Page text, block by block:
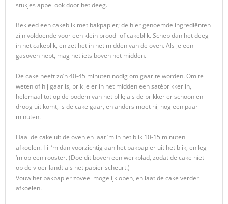
stukjes appel ook door het deeg.
Bekleed een cakeblik met bakpapier; de hier genoemde ingrediënten
zijn voldoende voor een klein brood- of cakeblik. Schep dan het deeg
in het cakeblik, en zet het in het midden van de oven. Als je een
gasoven hebt, mag het iets boven het midden.
De cake heeft zo’n 40-45 minuten nodig om gaar te worden. Om te
weten of hij gaar is, prik je er in het midden een satéprikker in,
helemaal tot op de bodem van het blik; als de prikker er schoon en
droog uit komt, is de cake gaar, en anders moet hij nog een paar
minuten.
Haal de cake uit de oven en laat ‘m in het blik 10-15 minuten
afkoelen. Til ‘m dan voorzichtig aan het bakpapier uit het blik, en leg
‘m op een rooster. (Doe dit boven een werkblad, zodat de cake niet
op de vloer landt als het papier scheurt.)
Vouw het bakpapier zoveel mogelijk open, en laat de cake verder
afkoelen.